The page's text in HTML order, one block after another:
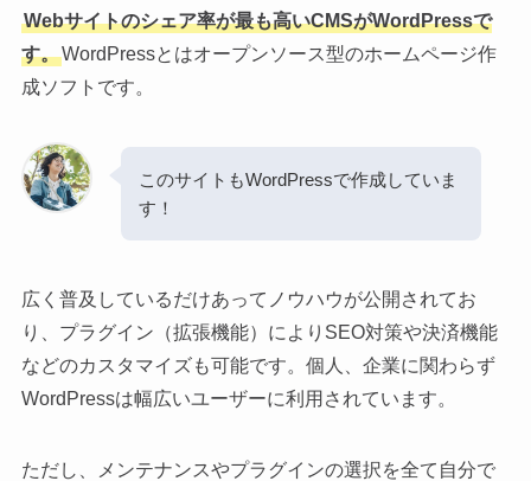
Webサイトのシェア率が最も高いCMSがWordPressで
す。WordPressとはオープンソース型のホームページ作
成ソフトです。
このサイトもWordPressで作成していま
す！
広く普及しているだけあってノウハウが公開されてお
り、プラグイン（拡張機能）によりSEO対策や決済機能
などのカスタマイズも可能です。個人、企業に関わらず
WordPressは幅広いユーザーに利用されています。
ただし、メンテナンスやプラグインの選択を全て自分で